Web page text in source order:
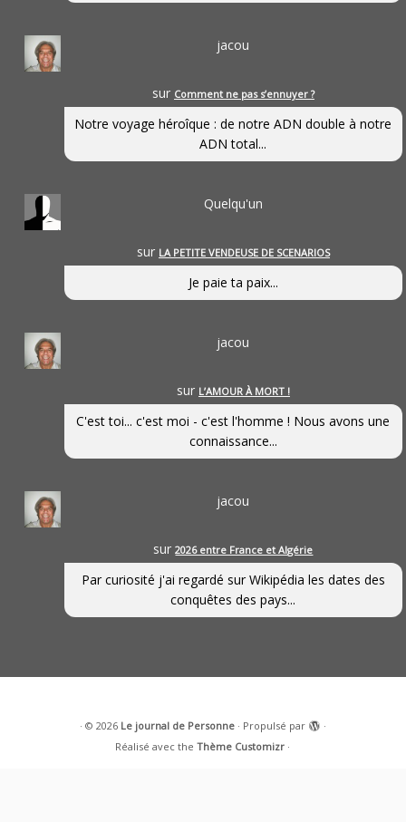
jacou
sur Comment ne pas s’ennuyer ?
Notre voyage héroîque : de notre ADN double à notre
ADN total...
Quelqu'un
sur LA PETITE VENDEUSE DE SCENARIOS
Je paie ta paix...
jacou
sur L’AMOUR À MORT !
C'est toi... c'est moi - c'est l'homme ! Nous avons une
connaissance...
jacou
sur2026 entre France et Algérie
Par curiosité j'ai regardé sur Wikipédia les dates des
conquêtes des pays...
· © 2026 Le journal de Personne· Propulsé par
·
Réalisé avec theThème Customizr ·